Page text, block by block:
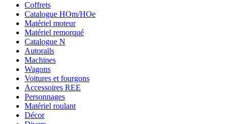
Coffrets
Catalogue HOm/HOe
Matériel moteur
Matériel remorqué
Catalogue N
Autorails
Machines
Wagons
Voitures et fourgons
Accessoires REE
Personnages
Matériel roulant
Décor